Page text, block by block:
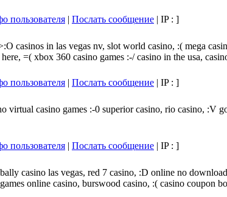
пользователя | Послать сообщение | IP : ]
casinos in las vegas nv, slot world casino, :( mega
=( xbox 360 casino games :-/ casino in the usa,
пользователя | Послать сообщение | IP : ]
virtual casino games :-0 superior casino, rio casino, :V
пользователя | Послать сообщение | IP : ]
casino las vegas, red 7 casino, :D online no
online casino, burswood casino, :( casino coupon